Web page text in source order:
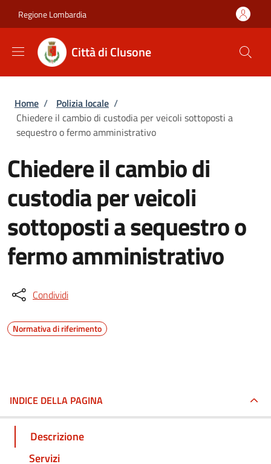
Regione Lombardia
Città di Clusone
Briciole di pane
Home / Polizia locale /
Chiedere il cambio di custodia per veicoli sottoposti a
sequestro o fermo amministrativo
Chiedere il cambio di
custodia per veicoli
sottoposti a sequestro o
fermo amministrativo
Condividi
Normativa di riferimento
INDICE DELLA PAGINA
Descrizione
Servizi